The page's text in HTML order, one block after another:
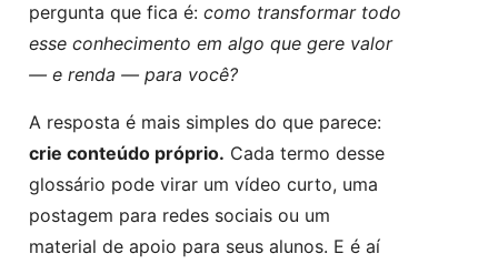
pergunta que fica é: como transformar todo
esse conhecimento em algo que gere valor
— e renda — para você?
A resposta é mais simples do que parece:
crie conteúdo próprio. Cada termo desse
glossário pode virar um vídeo curto, uma
postagem para redes sociais ou um
material de apoio para seus alunos. E é aí